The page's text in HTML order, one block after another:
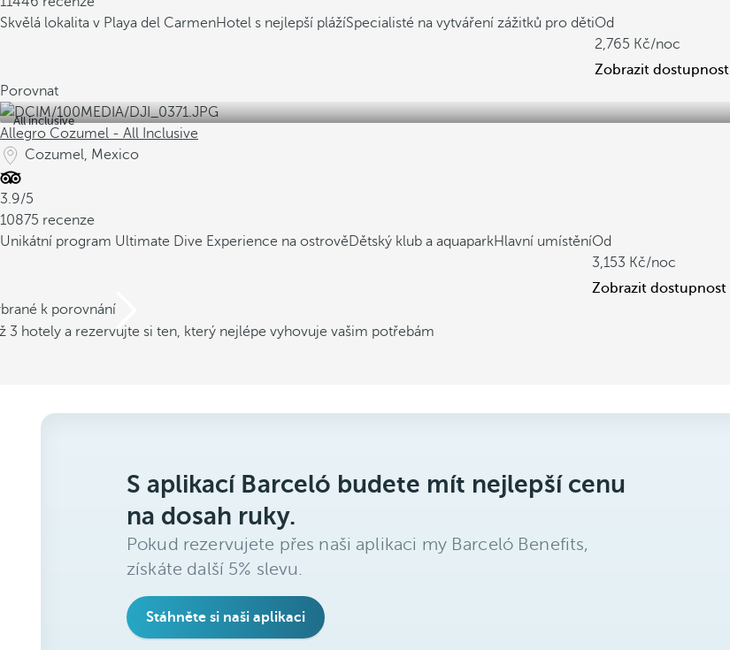
Skvělá lokalita v Playa del CarmenHotel s nejlepší plážíSpecialisté na vytváření zážitků pro dětiOd
2,765
/noc
Zobrazit dostupnost
Porovnat
All inclusive
Allegro Cozumel - All Inclusive
Cozumel, Mexico
3.9/5
10875 recenze
Unikátní program Ultimate Dive Experience na ostrověDětský klub a aquaparkHlavní umístěníOd
3,153
/noc
Zobrazit dostupnost
k porovnání
3 hotely a rezervujte si ten, který nejlépe vyhovuje vašim potřebám
S aplikací Barceló budete mít nejlepší cenu
na dosah ruky.
Pokud rezervujete přes naši aplikaci my Barceló Benefits,
získáte další 5% slevu.
Stáhněte si naši aplikaci